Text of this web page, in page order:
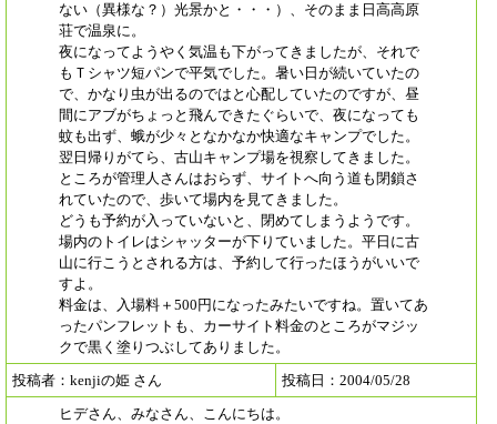
ない（異様な？）光景かと・・・）、そのまま日高高原
荘で温泉に。
夜になってようやく気温も下がってきましたが、それで
もＴシャツ短パンで平気でした。暑い日が続いていたの
で、かなり虫が出るのではと心配していたのですが、昼
間にアブがちょっと飛んできたぐらいで、夜になっても
蚊も出ず、蛾が少々となかなか快適なキャンプでした。
翌日帰りがてら、古山キャンプ場を視察してきました。
ところが管理人さんはおらず、サイトへ向う道も閉鎖さ
れていたので、歩いて場内を見てきました。
どうも予約が入っていないと、閉めてしまうようです。
場内のトイレはシャッターが下りていました。平日に古
山に行こうとされる方は、予約して行ったほうがいいで
すよ。
料金は、入場料＋500円になったみたいですね。置いてあ
ったパンフレットも、カーサイト料金のところがマジッ
クで黒く塗りつぶしてありました。
投稿者：kenjiの姫 さん
投稿日：2004/05/28
ヒデさん、みなさん、こんにちは。